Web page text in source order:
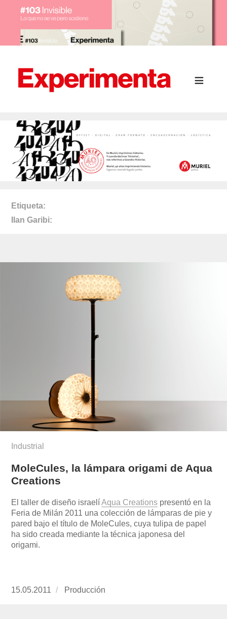
Etiqueta
Ilan Garibi
Industrial
MoleCules, la lámpara origami de Aqua
Creations
El taller de diseño israelíAqua Creations presentó en la
Feria de Milán 2011 una colección de lámparas de pie y
pared bajo el título de MoleCules, cuya tulipa de papel
ha sido creada mediante la técnica japonesa del
origami.
Publicado
15.05.2011 https://www.experimenta.es/author/
Producción